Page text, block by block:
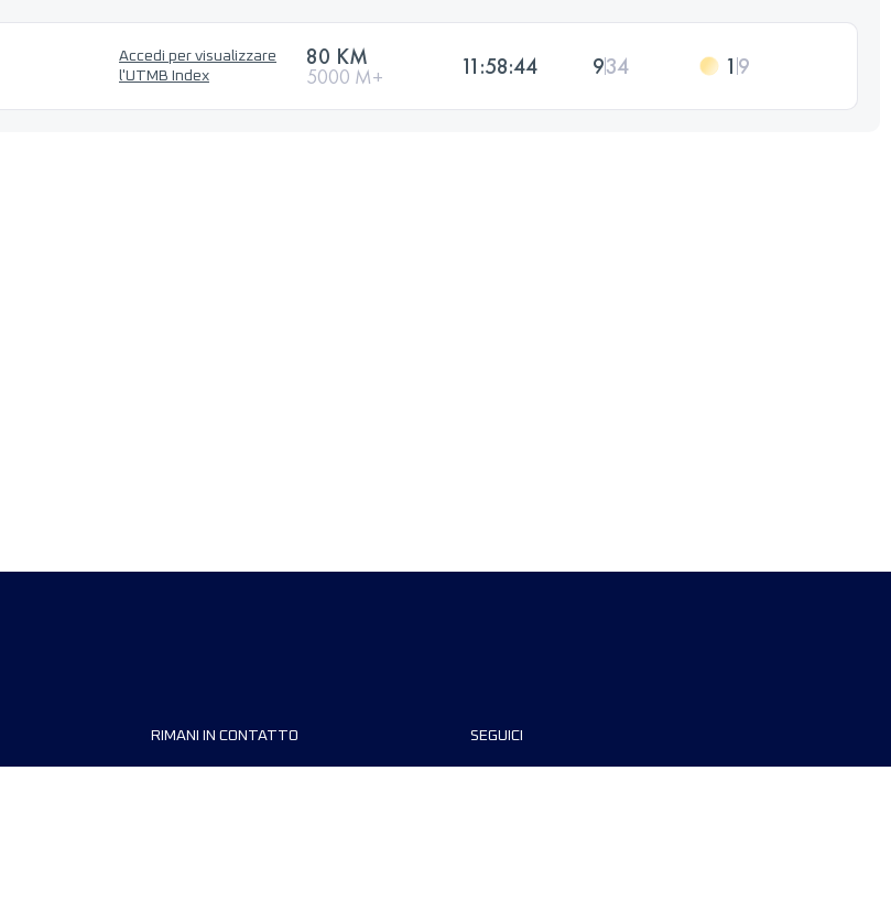
Accedi per visualizzare
l'UTMB Index
80 KM
5000 M+ 11:58:44 934 1 9
RIMANI IN CONTATTO SEGUICI